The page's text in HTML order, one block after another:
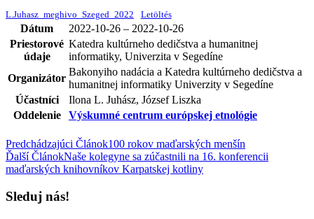
L.Juhasz_meghivo_Szeged_2022 Letöltés
Dátum
2022-10-26 – 2022-10-26
Priestorové
údaje
Katedra kultúrneho dedičstva a humanitnej
informatiky, Univerzita v Segedíne
Organizátor
Bakonyiho nadácia a Katedra kultúrneho dedičstva a
humanitnej informatiky Univerzity v Segedíne
Účastníci
Ilona L. Juhász, József Liszka
Oddelenie
Výskumné centrum európskej etnológie
Predchádzajúci Článok100 rokov maďarských menšín
Ďalší ČlánokNaše kolegyne sa zúčastnili na 16. konferencii
maďarských knihovníkov Karpatskej kotliny
Sleduj nás!